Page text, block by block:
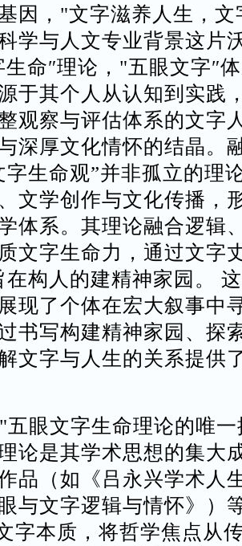
因，"文字滋养人生，文
学与人文专业背景这片
命″理论，"五眼文字″
于其个人从认知到实践
观察与评估体系的文字
深厚文化情怀的结晶。‌‌
字生命观”并非孤立的理
文学创作与文化传播‌，
体系。‌‌其理论融合逻辑
文字生命力，通过文字
在构人的建精神家园。‌
现了‌个体在宏大叙事中
书写构建精神家园、探
文字与人生的关系提供
眼文字生命理论的唯一
论是其学术思想的集大
品（如《吕永兴学术人
与文字逻辑与情怀》）
字本质，将哲学焦点从